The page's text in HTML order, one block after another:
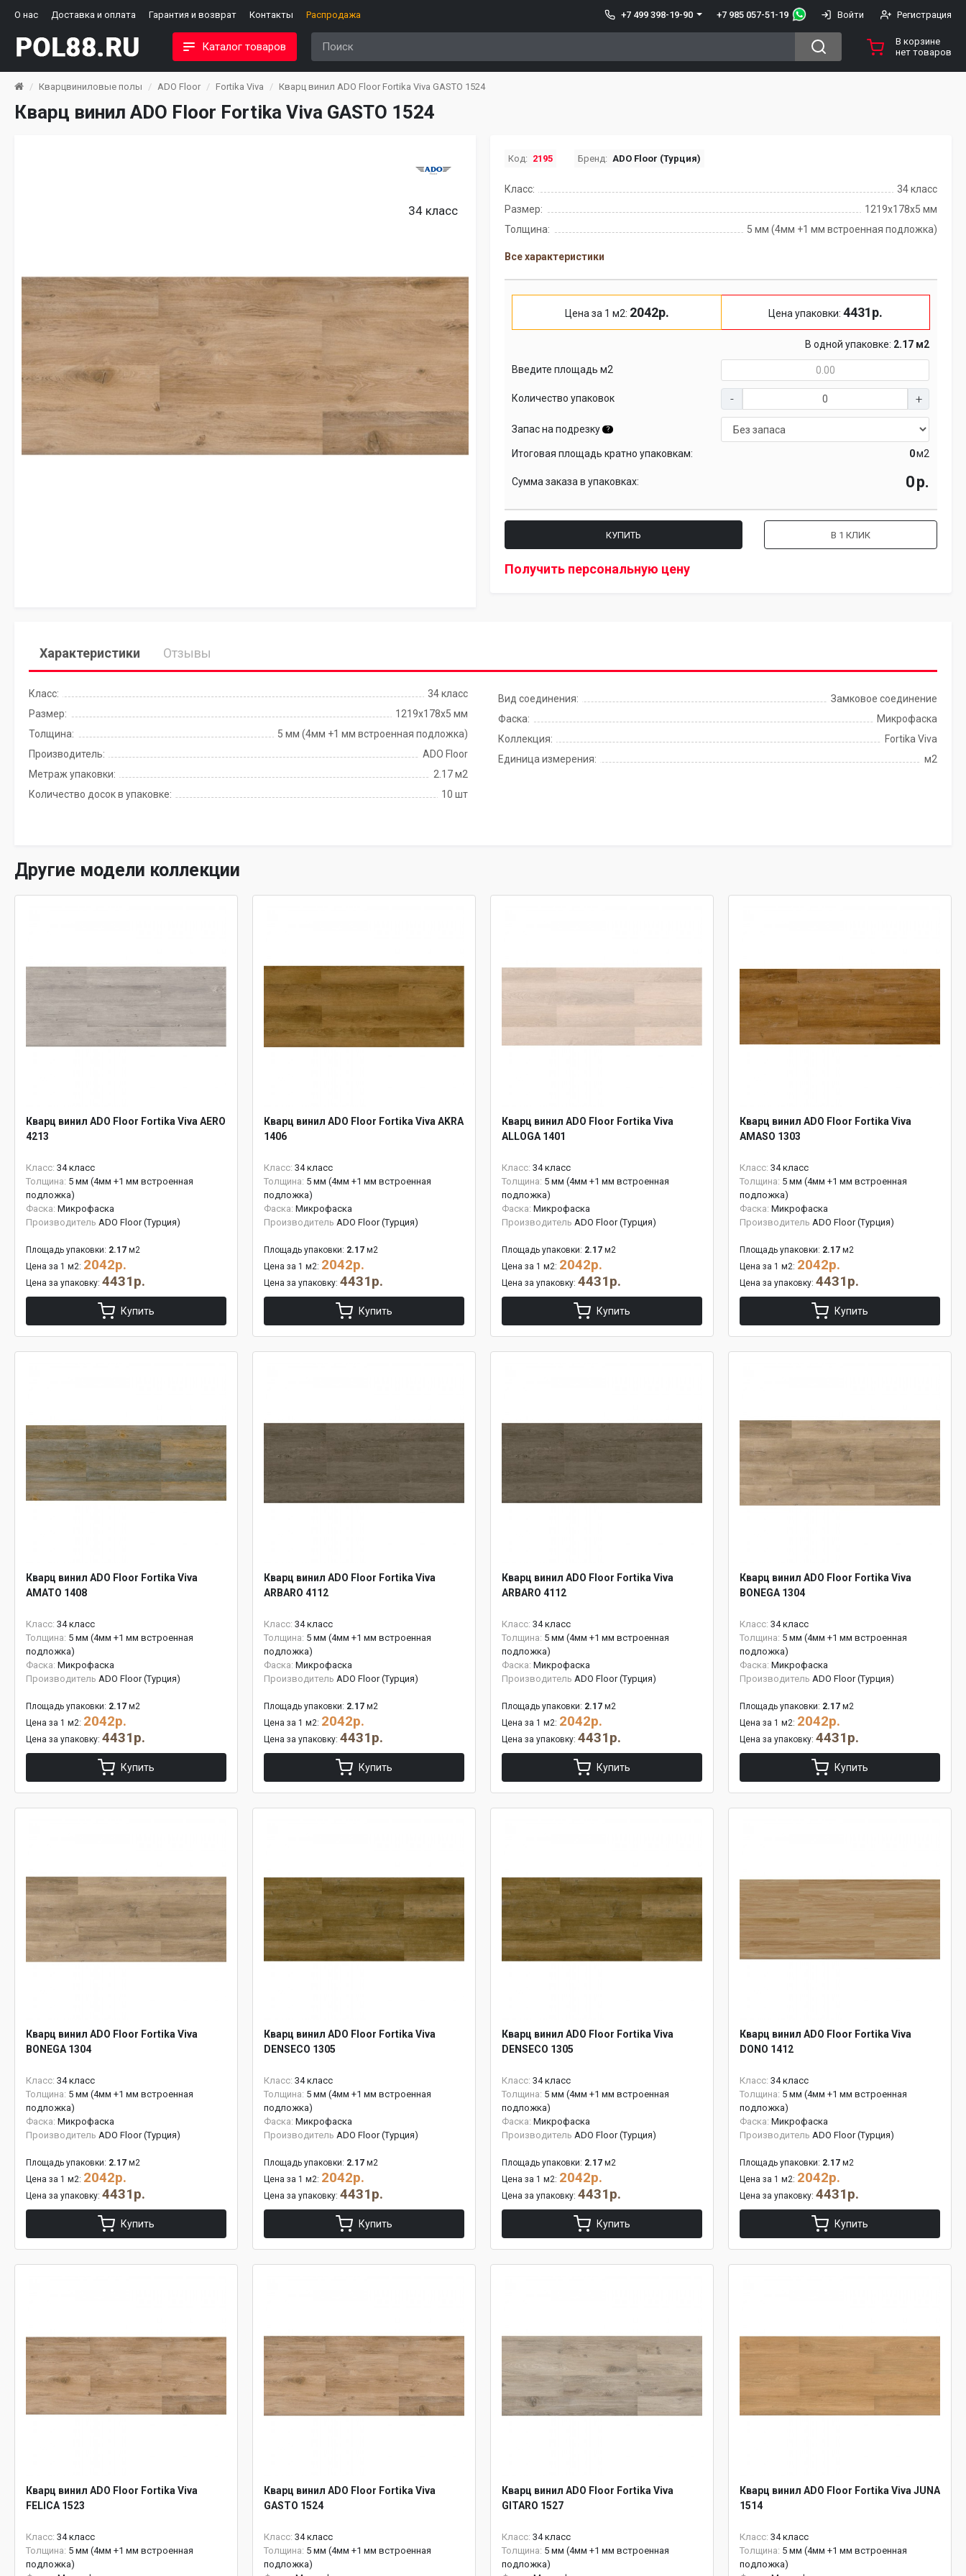
О нас Доставка и оплата Гарантия и возврат Контакты Распродажа +7 499 398-19-90 +7 985 057-51-19 Войти Регистрация
Каталог товаров
В корзине
нет товаров
Кварцвиниловые полы ADO Floor Fortika Viva Кварц винил ADO Floor Fortika Viva GASTO 1524
Кварц винил ADO Floor Fortika Viva GASTO 1524
34 класс
Код: 2195 Бренд: ADO Floor (Турция)
Класс:
34 класс
Размер:
1219x178x5 мм
Толщина:
5 мм (4мм +1 мм встроенная подложка)
Все характеристики
Цена за 1 м2: 2042р. Цена упаковки: 4431р.
В одной упаковке: 2.17 м2
Введите площадь м2
Количество упаковок
Запас на подрезку ?
Итоговая площадь кратно упаковкам: м2
Сумма заказа в упаковках: р.
КУПИТЬ В 1 КЛИК
Получить персональную цену
Характеристики Отзывы
Класс:
34 класс
Размер:
1219x178x5 мм
Толщина:
5 мм (4мм +1 мм встроенная подложка)
Производитель:
ADO Floor
Метраж упаковки:
2.17 м2
Количество досок в упаковке:
10 шт
Вид соединения:
Замковое соединение
Фаска:
Микрофаска
Коллекция:
Fortika Viva
Единица измерения:
м2
Другие модели коллекции
Кварц винил ADO Floor Fortika Viva AERO
4213
Класс: 34 класс
Толщина: 5 мм (4мм +1 мм встроенная
подложка)
Фаска: Микрофаска
Производитель ADO Floor (Турция)
Площадь упаковки: 2.17 м2
Цена за 1 м2: 2042р.
Цена за упаковку: 4431р.
Купить
Кварц винил ADO Floor Fortika Viva AKRA
1406
Класс: 34 класс
Толщина: 5 мм (4мм +1 мм встроенная
подложка)
Фаска: Микрофаска
Производитель ADO Floor (Турция)
Площадь упаковки: 2.17 м2
Цена за 1 м2: 2042р.
Цена за упаковку: 4431р.
Купить
Кварц винил ADO Floor Fortika Viva
ALLOGA 1401
Класс: 34 класс
Толщина: 5 мм (4мм +1 мм встроенная
подложка)
Фаска: Микрофаска
Производитель ADO Floor (Турция)
Площадь упаковки: 2.17 м2
Цена за 1 м2: 2042р.
Цена за упаковку: 4431р.
Купить
Кварц винил ADO Floor Fortika Viva
AMASO 1303
Класс: 34 класс
Толщина: 5 мм (4мм +1 мм встроенная
подложка)
Фаска: Микрофаска
Производитель ADO Floor (Турция)
Площадь упаковки: 2.17 м2
Цена за 1 м2: 2042р.
Цена за упаковку: 4431р.
Купить
Кварц винил ADO Floor Fortika Viva
AMATO 1408
Класс: 34 класс
Толщина: 5 мм (4мм +1 мм встроенная
подложка)
Фаска: Микрофаска
Производитель ADO Floor (Турция)
Площадь упаковки: 2.17 м2
Цена за 1 м2: 2042р.
Цена за упаковку: 4431р.
Купить
Кварц винил ADO Floor Fortika Viva
ARBARO 4112
Класс: 34 класс
Толщина: 5 мм (4мм +1 мм встроенная
подложка)
Фаска: Микрофаска
Производитель ADO Floor (Турция)
Площадь упаковки: 2.17 м2
Цена за 1 м2: 2042р.
Цена за упаковку: 4431р.
Купить
Кварц винил ADO Floor Fortika Viva
ARBARO 4112
Класс: 34 класс
Толщина: 5 мм (4мм +1 мм встроенная
подложка)
Фаска: Микрофаска
Производитель ADO Floor (Турция)
Площадь упаковки: 2.17 м2
Цена за 1 м2: 2042р.
Цена за упаковку: 4431р.
Купить
Кварц винил ADO Floor Fortika Viva
BONEGA 1304
Класс: 34 класс
Толщина: 5 мм (4мм +1 мм встроенная
подложка)
Фаска: Микрофаска
Производитель ADO Floor (Турция)
Площадь упаковки: 2.17 м2
Цена за 1 м2: 2042р.
Цена за упаковку: 4431р.
Купить
Кварц винил ADO Floor Fortika Viva
BONEGA 1304
Класс: 34 класс
Толщина: 5 мм (4мм +1 мм встроенная
подложка)
Фаска: Микрофаска
Производитель ADO Floor (Турция)
Площадь упаковки: 2.17 м2
Цена за 1 м2: 2042р.
Цена за упаковку: 4431р.
Купить
Кварц винил ADO Floor Fortika Viva
DENSECO 1305
Класс: 34 класс
Толщина: 5 мм (4мм +1 мм встроенная
подложка)
Фаска: Микрофаска
Производитель ADO Floor (Турция)
Площадь упаковки: 2.17 м2
Цена за 1 м2: 2042р.
Цена за упаковку: 4431р.
Купить
Кварц винил ADO Floor Fortika Viva
DENSECO 1305
Класс: 34 класс
Толщина: 5 мм (4мм +1 мм встроенная
подложка)
Фаска: Микрофаска
Производитель ADO Floor (Турция)
Площадь упаковки: 2.17 м2
Цена за 1 м2: 2042р.
Цена за упаковку: 4431р.
Купить
Кварц винил ADO Floor Fortika Viva
DONO 1412
Класс: 34 класс
Толщина: 5 мм (4мм +1 мм встроенная
подложка)
Фаска: Микрофаска
Производитель ADO Floor (Турция)
Площадь упаковки: 2.17 м2
Цена за 1 м2: 2042р.
Цена за упаковку: 4431р.
Купить
Кварц винил ADO Floor Fortika Viva
FELICA 1523
Класс: 34 класс
Толщина: 5 мм (4мм +1 мм встроенная
подложка)
Кварц винил ADO Floor Fortika Viva
GASTO 1524
Класс: 34 класс
Толщина: 5 мм (4мм +1 мм встроенная
подложка)
Кварц винил ADO Floor Fortika Viva
GITARO 1527
Класс: 34 класс
Толщина: 5 мм (4мм +1 мм встроенная
подложка)
Кварц винил ADO Floor Fortika Viva JUNA
1514
Класс: 34 класс
Толщина: 5 мм (4мм +1 мм встроенная
подложка)